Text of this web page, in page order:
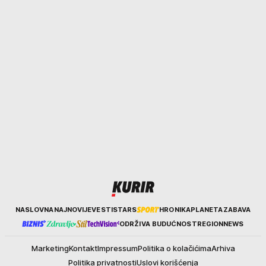
KurirNASLOVNANAJNOVIJEVESTISTARS HRONIKAPLANETAZABAVA
ODRŽIVA BUDUĆNOSTREGIONNEWS
MarketingKontaktImpressumPolitika o kolačićimaArhiva
Politika privatnostiUslovi korišćenja